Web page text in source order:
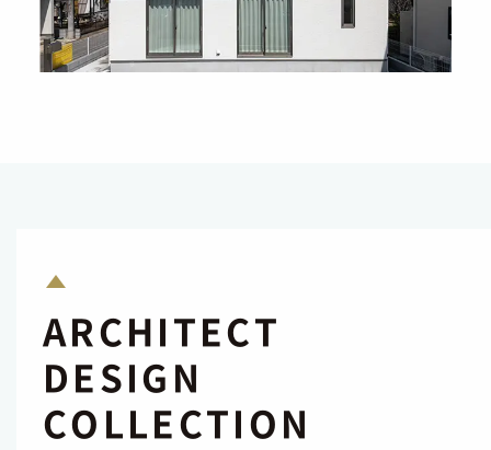
ARCHITECT
DESIGN
COLLECTION